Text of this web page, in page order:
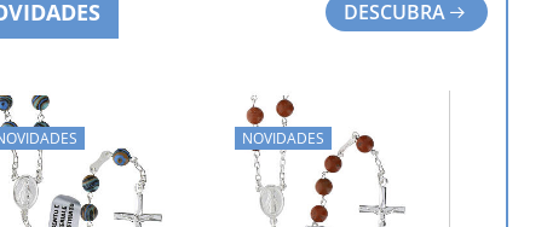
DESCUBRA
NOVIDADES